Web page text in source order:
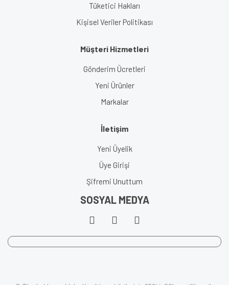
Tüketici Hakları
Kişisel Veriler Politikası
Müşteri Hizmetleri
Gönderim Ücretleri
Yeni Ürünler
Markalar
İletişim
Yeni Üyelik
Üye Girişi
Şifremi Unuttum
SOSYAL MEDYA